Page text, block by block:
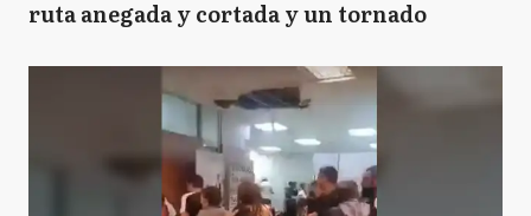
ruta anegada y cortada y un tornado